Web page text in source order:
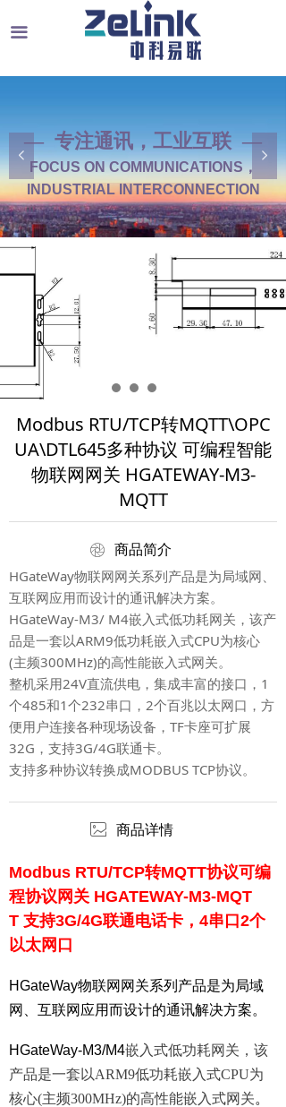
끀
— 专注通讯，工业互联 —
FOCUS ON COMMUNICATIONS，
INDUSTRIAL INTERCONNECTION
넳 넲
Modbus RTU/TCP转MQTT\OPC
UA\DTL645多种协议 可编程智能
物联网网关 HGATEWAY-M3-
MQTT
商品简介
HGateWay物联网网关系列产品是为局域网、
互联网应用而设计的通讯解决方案。
HGateWay-M3/ M4嵌入式低功耗网关，该产
品是一套以ARM9低功耗嵌入式CPU为核心
(主频300MHz)的高性能嵌入式网关。
整机采用24V直流供电，集成丰富的接口，1
个485和1个232串口，2个百兆以太网口，方
便用户连接各种现场设备，TF卡座可扩展
32G，支持3G/4G联通卡。
支持多种协议转换成MODBUS TCP协议。
商品详情
Modbus RTU/TCP转MQTT协议可编
程协议网关 HGATEWAY-M3-MQT
T 支持3G/4G联通电话卡，4串口2个
以太网口
HGateWay物联网网关系列产品是为局域
网、互联网应用而设计的通讯解决方案。
HGateWay-M3/M4嵌入式低功耗网关，该
产品是一套以ARM9低功耗嵌入式CPU为
核心(主频300MHz)的高性能嵌入式网关。
ꁵ
ꂈ